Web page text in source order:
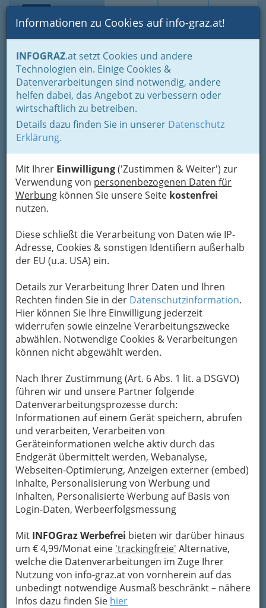
Suche Login Toggle
Informationen zu Cookies auf info-graz.at!
INFOGRAZ.at setzt Cookies und andere
Technologien ein. Einige Cookies &
Datenverarbeitungen sind notwendig, andere
helfen dabei, das Angebot zu verbessern oder
wirtschaftlich zu betreiben.
Details dazu finden Sie in unserer Datenschutz
Erklärung.
Mit Ihrer Einwilligung('Zustimmen & Weiter') zur
Verwendung von personenbezogenen Daten für
Werbung können Sie unsere Seite kostenfrei
nutzen.
Diese schließt die Verarbeitung von Daten wie IP-
Adresse, Cookies & sonstigen Identifiern außerhalb
der EU (u.a. USA) ein.
Details zur Verarbeitung Ihrer Daten und Ihren
Rechten finden Sie in der Datenschutzinformation.
Hier können Sie Ihre Einwilligung jederzeit
widerrufen sowie einzelne Verarbeitungszwecke
abwählen. Notwendige Cookies & Verarbeitungen
können nicht abgewählt werden.
Nach Ihrer Zustimmung (Art. 6 Abs. 1 lit. a DSGVO)
führen wir und unsere Partner folgende
Datenverarbeitungsprozesse durch:
Informationen auf einem Gerät speichern, abrufen
und verarbeiten, Verarbeiten von
Geräteinformationen welche aktiv durch das
Endgerät übermittelt werden, Webanalyse,
Webseiten-Optimierung, Anzeigen externer (embed)
Inhalte, Personalisierung von Werbung und
Inhalten, Personalisierte Werbung auf Basis von
Login-Daten, Werbeerfolgsmessung
Mit INFOGraz Werbefrei bieten wir darüber hinaus
um € 4,99/Monat eine 'trackingfreie' Alternative,
welche die Datenverarbeitungen im Zuge Ihrer
Nutzung von info-graz.at von vornherein auf das
unbedingt notwendige Ausmaß beschränkt – nähere
Infos dazu finden Sie hier
Home Gastronomie
Beisln, Bars, Pubs & Wein
Buschenschenken oder Buschenschänken
Buschenschenken in der Weststeiermark
Buschenschenken in der
Weststeiermark
Das Weinland Weststeiermark bietet
ausgezeichnete Buschenschenken.
Ein
bekanntes, fast schon berühmtes
Markenzeichen für die Buschenschenken der
Weststeiermarkist derSchilcher. Die
Herstellung des Roséweines aus der Blauen
Erzherzog Johanns zurück.
Zu den berühmten Liebhabern des einzigartigen
Tropfens gehört auch der steirische Dichter
Reinhard P. Gruber, der dem
außergewöhnlichen Tropfen mit dem
„Schilcherkrieg“ ein Comic und mit dem
„Schilcher-ABC“ sogar ein ganzes Buch widmete.
Aber auch andere Weine wieWelschriesling,
Weißburgunder, Sauvignon und Co. munden
in der wunderschönen Gegend hervorragend.
Säfte aus Eigenproduktion und
regionale Köstlichkeiten laden zum Verkosten
ein . Für die vielen herzhaften Schmankerln lohnt
sich der Einkehrschwung in diese
Buschenschenken.
1
Biobauernhof Wurzschuster